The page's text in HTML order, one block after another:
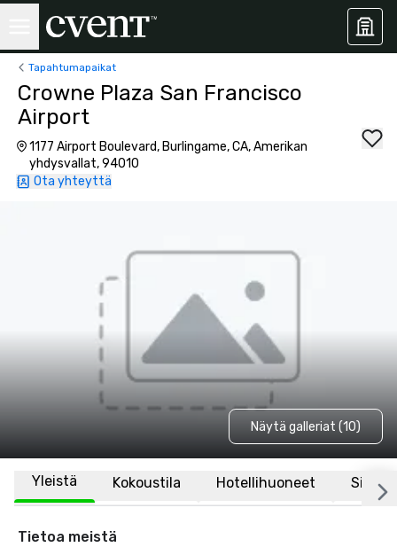
Tapahtumapaikat
Crowne Plaza San Francisco
Airport
1177 Airport Boulevard, Burlingame, CA, Amerikan
yhdysvallat, 94010
Ota yhteyttä
Näytä galleriat (10)
Yleistä Kokoustila Hotellihuoneet Sijainti
Tietoa meistä